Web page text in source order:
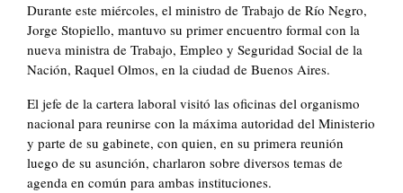
Durante este miércoles, el ministro de Trabajo de Río Negro,
Jorge Stopiello, mantuvo su primer encuentro formal con la
nueva ministra de Trabajo, Empleo y Seguridad Social de la
Nación, Raquel Olmos, en la ciudad de Buenos Aires.
El jefe de la cartera laboral visitó las oficinas del organismo
nacional para reunirse con la máxima autoridad del Ministerio
y parte de su gabinete, con quien, en su primera reunión
luego de su asunción, charlaron sobre diversos temas de
agenda en común para ambas instituciones.